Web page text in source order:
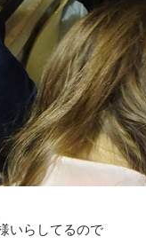
いらしてるので